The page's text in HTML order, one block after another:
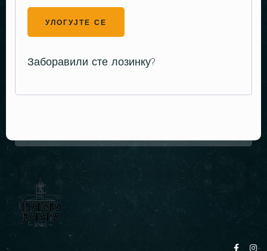
УЛОГУЈТЕ СЕ
Заборавили сте лозинку?